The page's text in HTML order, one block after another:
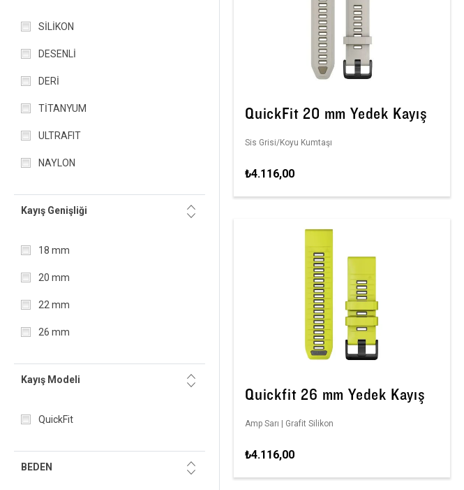
SİLİKON
DESENLİ
DERİ
TİTANYUM
ULTRAFIT
NAYLON
Kayış Genişliği
18 mm
20 mm
22 mm
26 mm
Kayış Modeli
QuickFit
BEDEN
QuickFit 20 mm Yedek Kayış
Sis Grisi/Koyu Kumtaşı
₺4.116,00
Quickfit 26 mm Yedek Kayış
Amp Sarı | Grafit Silikon
₺4.116,00